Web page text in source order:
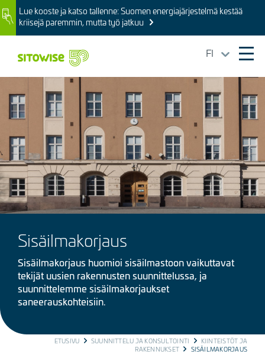
Skip
to
main
ImageLue kooste ja katso tallenne: Suomen energiajärjestelmä kestää
kriisejä paremmin, mutta työ jatkuu
FI
Sisäilmakorjaus
Sisäilmakorjaus huomioi sisäilmastoon vaikuttavat
tekijät uusien rakennusten suunnittelussa, ja
suunnittelemme sisäilmakorjaukset
saneerauskohteisiin.
BREADCRUMB
ETUSIVU SUUNNITTELU JA KONSULTOINTI
KIINTEISTÖT JA
RAKENNUKSET
SISÄILMAKORJAUS